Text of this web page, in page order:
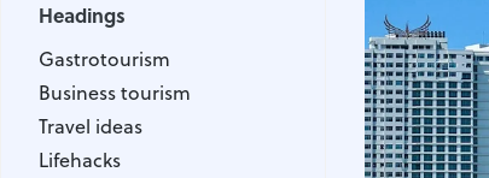
Gastrotourism
Business tourism
Travel ideas
Lifehacks
Routes and guides
Headings
Gastrotourism
Business tourism
Travel ideas
Lifehacks